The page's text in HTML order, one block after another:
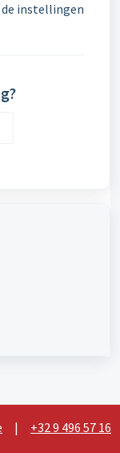
de instellingen
|
+32 9 496 57 16